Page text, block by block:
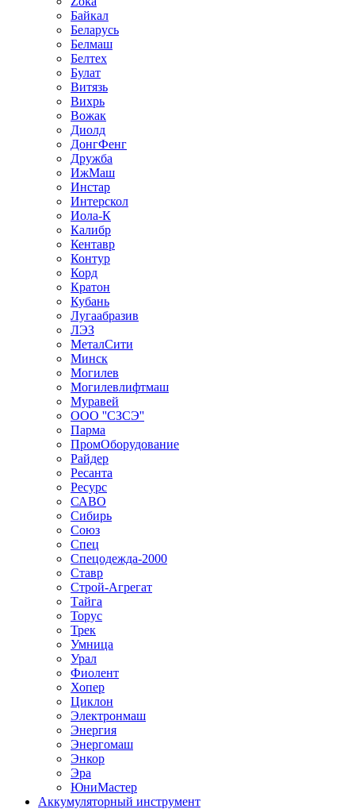
Байкал
Беларусь
Белмаш
Белтех
Булат
Витязь
Вихрь
Вожак
Диолд
ДонгФенг
Дружба
ИжМаш
Инстар
Интерскол
Иола-К
Калибр
Кентавр
Контур
Корд
Кратон
Кубань
Лугаабразив
ЛЭЗ
МеталСити
Минск
Могилев
Могилевлифтмаш
Муравей
ООО ''СЗСЭ''
Парма
ПромОборудование
Райдер
Ресанта
Ресурс
САВО
Сибирь
Союз
Спец
Спецодежда-2000
Ставр
Строй-Агрегат
Тайга
Торус
Трек
Умница
Урал
Фиолент
Хопер
Циклон
Электронмаш
Энергия
Энергомаш
Энкор
Эра
ЮниМастер
Аккумуляторный инструмент